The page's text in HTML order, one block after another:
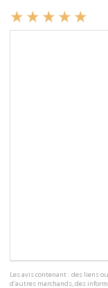
Les avis contenant : des liens
d'autres marchands, des